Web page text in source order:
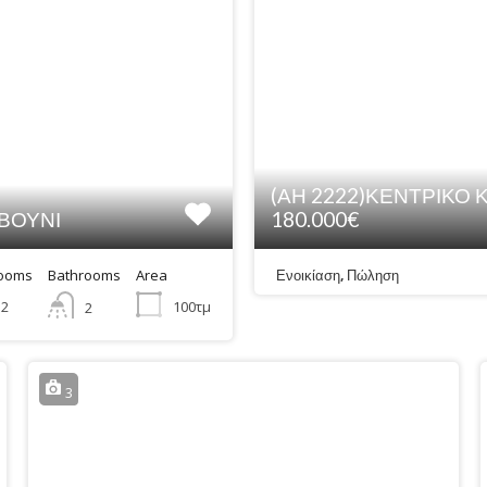
2
Bathrooms
2
Area
100τμ
(ΑΗ 2222)ΚΕΝΤΡΙΚΟ
180.000€
Ενοικίαση, Πώληση
3